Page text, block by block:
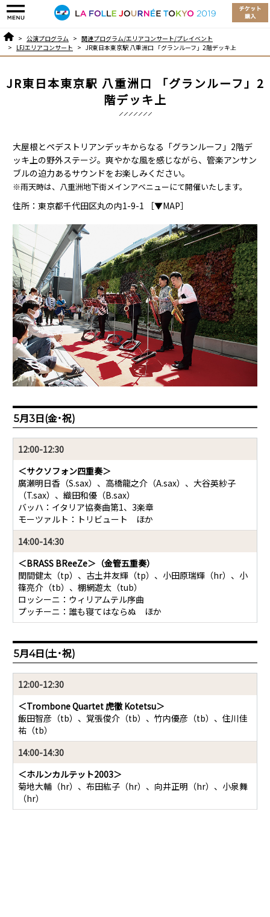
公演プログラム
関連プログラム/エリアコンサート/プレイベント
LFJエリアコンサート
JR東日本東京駅 八重洲口 「グランルーフ」2階デッキ上
JR東日本東京駅 八重洲口 「グランルーフ」2
階デッキ上
大屋根とペデストリアンデッキからなる「グランルーフ」2階デ
ッキ上の野外ステージ。爽やかな風を感じながら、管楽アンサン
ブルの迫力あるサウンドをお楽しみください。
※雨天時は、八重洲地下街メインアベニューにて開催いたします。
住所：東京都千代田区丸の内1-9-1 ［▼MAP］
5月3日(金･祝)
12:00-12:30
＜サクソフォン四重奏＞
廣瀬明日香（S.sax）、高橋龍之介（A.sax）、大谷英紗子
（T.sax）、織田和優（B.sax）
バッハ：イタリア協奏曲第1、3楽章
モーツァルト：トリビュート ほか
14:00-14:30
＜BRASS BReeZe＞（金管五重奏）
閏間健太（tp）、古土井友輝（tp）、小田原瑞輝（hr）、小
篠亮介（tb）、棚網遊太（tub）
ロッシーニ：ウィリアムテル序曲
プッチーニ：誰も寝てはならぬ ほか
5月4日(土･祝)
12:00-12:30
＜Trombone Quartet 虎徹 Kotetsu＞
飯田智彦（tb）、覚張俊介（tb）、竹内優彦（tb）、住川佳
祐（tb）
14:00-14:30
＜ホルンカルテット2003＞
菊地大輔（hr）、布田紘子（hr）、向井正明（hr）、小泉舞
（hr）